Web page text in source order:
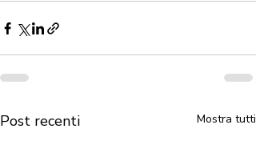
Post recenti Mostra tutti